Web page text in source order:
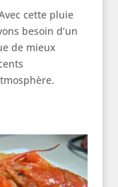
cette pluie
besoin d’un
de mieux